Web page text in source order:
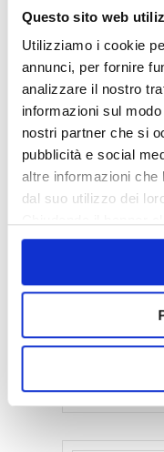
Questo sito web
Utilizziamo i cookie
annunci, per fornire
analizzare il nostro
informazioni sul
nostri partner che si
pubblicità e social
altre informazioni che
dal suo utilizzo dei
solo i cookie
Case Pubbliche
Collabenti
Condominio
Confedilizia.EU
Dirittiproprietà
Gabetti Spa
Ideologia
Nudaproprietà
Valore Case